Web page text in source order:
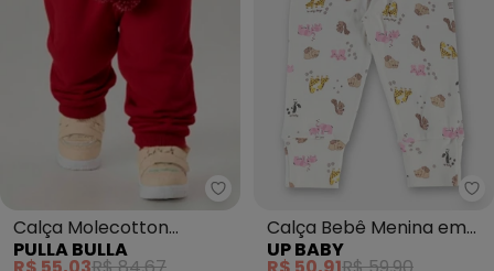
Pulla Bulla - Calça Molecotton
Calça Molecotton
(Vermelho)
PULLA BULLA
Calça Bebê Menina em
Suedine Estampado
UP BABY